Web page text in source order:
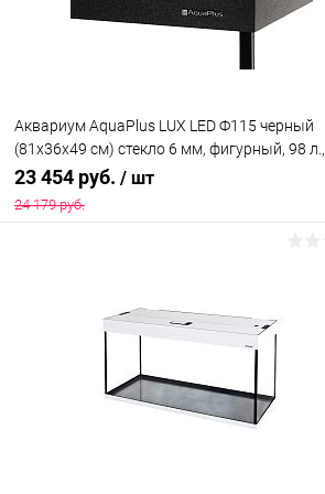
Аквариум AquaPlus LUX LED Ф115 черный
(81х36х49 см) стекло 6 мм, фигурный, 98 л.,
аквар. коврик
23 454 руб. / шт
24 179 руб.
Купить в 1 клик Сравнение
В избранное Под заказ